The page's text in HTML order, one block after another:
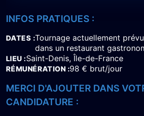
INFOS PRATIQUES :
DATES Tournage actuellement
dans un restaurant
LIEU Saint-Denis, Île-de-France
RÉMUNÉRATION 98 € brut/jour
MERCI D'AJOUTER DANS
CANDIDATURE :